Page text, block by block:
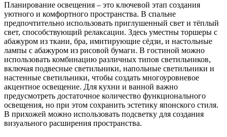
Планирование освещения – это ключевой этап создания
уютного и комфортного пространства. В спальне
предпочтительно использовать приглушенный свет и тёплый
свет, способствующий релаксации. Здесь уместны торшеры с
абажуром из ткани, бра, имитирующие сёдзи, и настольные
лампы с абажуром из рисовой бумаги. В гостиной можно
использовать комбинацию различных типов светильников,
включая подвесные светильники, напольные светильники и
настенные светильники, чтобы создать многоуровневое
акцентное освещение. Для кухни и ванной важно
предусмотреть достаточное количество функционального
освещения, но при этом сохранить эстетику японского стиля.
В прихожей можно использовать подсветку для создания
визуального расширения пространства.